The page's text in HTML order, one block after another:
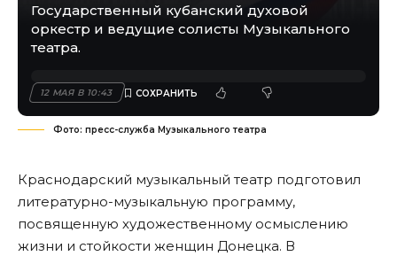
Государственный кубанский духовой
оркестр и ведущие солисты Музыкального
театра.
12 МАЯ В 10:43
Фото: пресс-служба Музыкального театра
Краснодарский музыкальный театр подготовил
литературно-музыкальную программу,
посвященную художественному осмыслению
жизни и стойкости женщин Донецка. В